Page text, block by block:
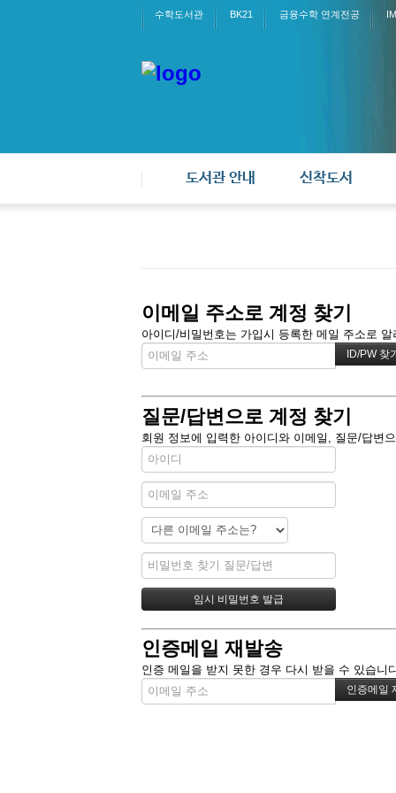
수학도서관 BK21 금융수학 연계전공
도서관 안내 신착도서
이메일 주소로 계정 찾기
아이디/비밀번호는 가입시 등록한 메일 주소로
질문/답변으로 계정 찾기
회원 정보에 입력한 아이디와 이메일, 질문/답변
인증메일 재발송
인증 메일을 받지 못한 경우 다시 받을 수 있습니